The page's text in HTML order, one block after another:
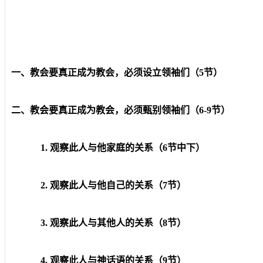
一、教会要真正成为教会，必须设立领袖们（5节）
二、教会要真正成为教会，必须甄别领袖们（6-9节）
1. 观察此人与他家庭的关系（6节中下）
2. 观察此人与他自己的关系（7节）
3. 观察此人与其他人的关系（8节）
4. 观察此人与神话语的关系（9节）